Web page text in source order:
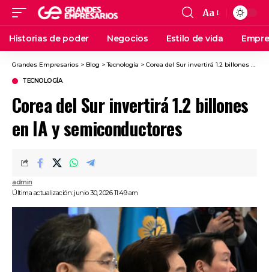
Aa
Historias de poder Negocios Estilo de vida
Grandes Empresarios > Blog >Tecnología > Corea del Sur invertirá 1.2 billones en IA y semiconductores
TECNOLOGÍA
Corea del Sur invertirá 1.2 billones
en IA y semiconductores
Última actualización: junio 30, 2026 11:49 am
admin